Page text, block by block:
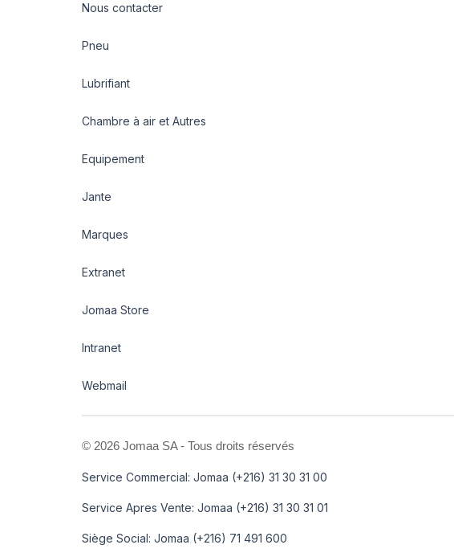
Nous contacter
Pneu
Lubrifiant
Chambre à air et Autres
Equipement
Jante
Marques
Extranet
Jomaa Store
Intranet
Webmail
© 2026 Jomaa SA - Tous droits réservés
Service Commercial: Jomaa (+216) 31 30 31 00
Service Apres Vente: Jomaa (+216) 31 30 31 01
Siège Social: Jomaa (+216) 71 491 600